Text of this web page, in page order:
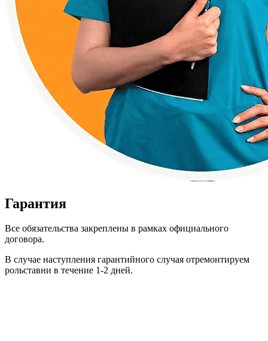
Гарантия
Все обязательства закреплены в рамках официального
договора.
В случае наступления гарантийного случая отремонтируем
рольставни в течение 1-2 дней.